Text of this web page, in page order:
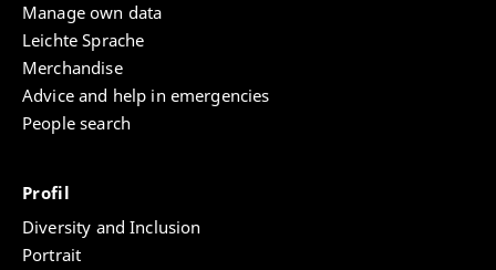
Manage own data
Leichte Sprache
Merchandise
Advice and help in emergencies
People search
Profil
Diversity and Inclusion
Portrait